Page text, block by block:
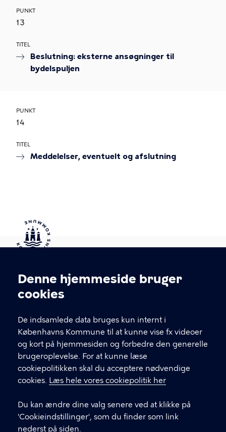
Cookieindstillinger
Denne hjemmeside bruger
cookies
De indsamlede data bruges kun internt i
Københavns Kommune til at kunne vise fx videoer
og kort på hjemmesiden og forbedre den generelle
brugeroplevelse. For at kunne læse
cookiepolitikken skal du acceptere nødvendige
cookies. Læs hele vores cookiepolitik her
Du kan ændre dine valg senere ved at klikke på
'Cookieindstillinger', som du finder som link
nederst på siden.
PUNKT
13
TITEL
Beslutning: eksterne ansøgninger til
bydelspuljen
PUNKT
14
TITEL
Meddelelser, eventuelt og afslutning
Kontakt Københavns Kommune
T
fFind andre kontakter her
CVR-nummer64942212
GENVEJE
Digital Post
Databeskyttelse